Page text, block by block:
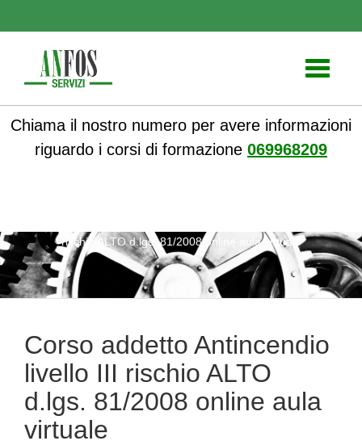
Toggle
Chiama il nostro numero per avere informazioni
riguardo i corsi di formazione 069968209
rischio ALTO d.lgs. 81/2008 online aula virtuale
Corso addetto Antincendio
livello III rischio ALTO
d.lgs. 81/2008 online aula
virtuale